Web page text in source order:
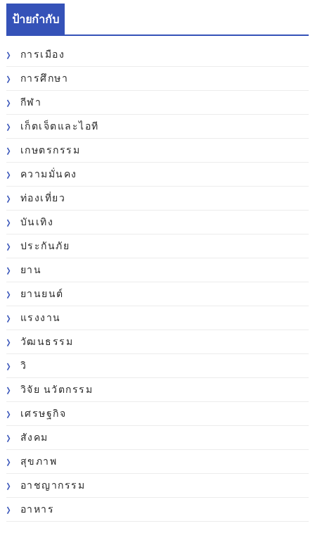
ป้ายกำกับ
การเมือง
การศึกษา
กีฬา
เก็ตเจ็ตและไอที
เกษตรกรรม
ความมั่นคง
ท่องเที่ยว
บันเทิง
ประกันภัย
ยาน
ยานยนต์
แรงงาน
วัฒนธรรม
วิ
วิจัย นวัตกรรม
เศรษฐกิจ
สังคม
สุขภาพ
อาชญากรรม
อาหาร